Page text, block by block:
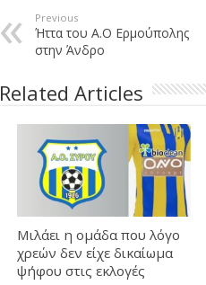
Previous
Ήττα του Α.Ο Ερμούπολης
στην Άνδρο
Related Articles
Μιλάει η ομάδα που λόγο
χρεών δεν είχε δικαίωμα
ψήφου στις εκλογές